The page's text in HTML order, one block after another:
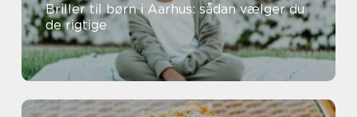
Briller til børn i Aarhus: sådan vælger du
de rigtige